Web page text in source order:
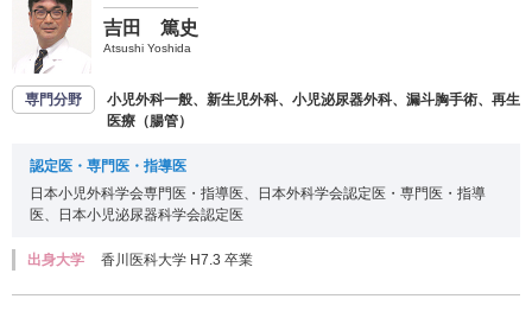
吉田 篤史
Atsushi Yoshida
専門分野
小児外科一般、新生児外科、小児泌尿器外科、漏斗胸手術、再生
医療（腸管）
認定医・専門医・指導医
日本小児外科学会専門医・指導医、日本外科学会認定医・専門医・指導
医、日本小児泌尿器科学会認定医
出身大学 香川医科大学 H7.3 卒業